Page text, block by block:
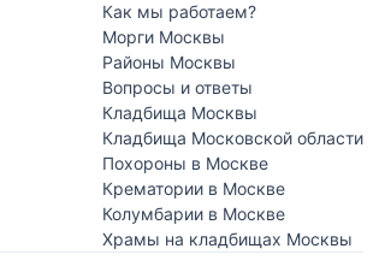
Как мы работаем?
Морги Москвы
Районы Москвы
Вопросы и ответы
Кладбища Москвы
Кладбища Московской области
Похороны в Москве
Крематории в Москве
Колумбарии в Москве
Храмы на кладбищах Москвы